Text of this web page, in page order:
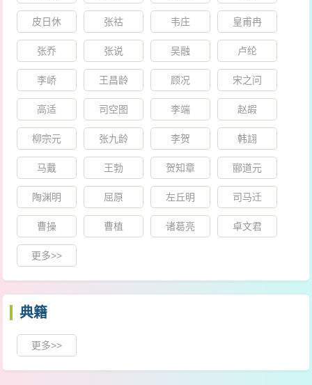
皮日休 张祜 韦庄 皇甫冉
张乔 张说 吴融 卢纶
李峤 王昌龄 顾况 宋之问
高适 司空图 李端 赵嘏
柳宗元 张九龄 李贺 韩翃
马戴 王勃 贺知章 郦道元
陶渊明 屈原 左丘明 司马迁
曹操 曹植 诸葛亮 卓文君
更多>>
典籍
更多>>